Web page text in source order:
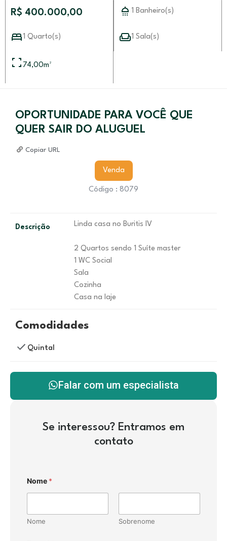
R$ 400.000,00 1 Banheiro(s)
1 Quarto(s) 1 Sala(s)
74,00m²
OPORTUNIDADE PARA VOCÊ QUE
QUER SAIR DO ALUGUEL
Copiar URL
Venda
Código : 8079
Descrição Linda casa no Buritis IV
2 Quartos sendo 1 Suíte master
1 WC Social
Sala
Cozinha
Casa na laje
Comodidades
Quintal
Falar com um especialista
Se interessou? Entramos em
contato
Nome *
Nome Sobrenome